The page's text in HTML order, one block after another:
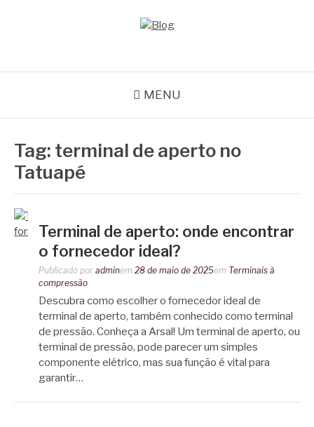
MENU
Tag: terminal de aperto no
Tatuapé
Terminal de aperto: onde encontrar
o fornecedor ideal?
Publicado por adminem 28 de maio de 2025em Terminais à
compressão
Descubra como escolher o fornecedor ideal de
terminal de aperto, também conhecido como terminal
de pressão. Conheça a Arsal! Um terminal de aperto, ou
terminal de pressão, pode parecer um simples
componente elétrico, mas sua função é vital para
garantir…